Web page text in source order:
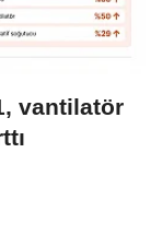
vantilatör